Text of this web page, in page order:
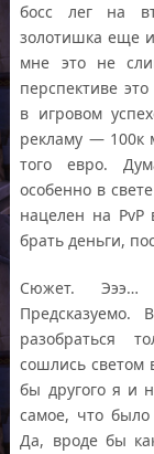
босс лег на
золотишка еще
мне это не
перспективе
в игровом
рекламу — 100к
того евро.
особенно в
нацелен на PvP
брать деньги,
Сюжет. Эээ…
разобраться
сошлись светом
бы другого я и
самое, что
Да, вроде бы